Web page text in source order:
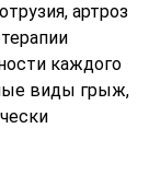
артроз
каждого
виды грыж,